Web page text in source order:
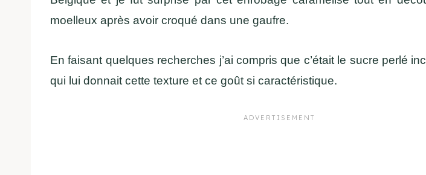
moelleux après avoir croqué dans une gaufre.
En faisant quelques recherches j’ai compris que c’était le sucre perlé
qui lui donnait cette texture et ce goût si caractéristique.